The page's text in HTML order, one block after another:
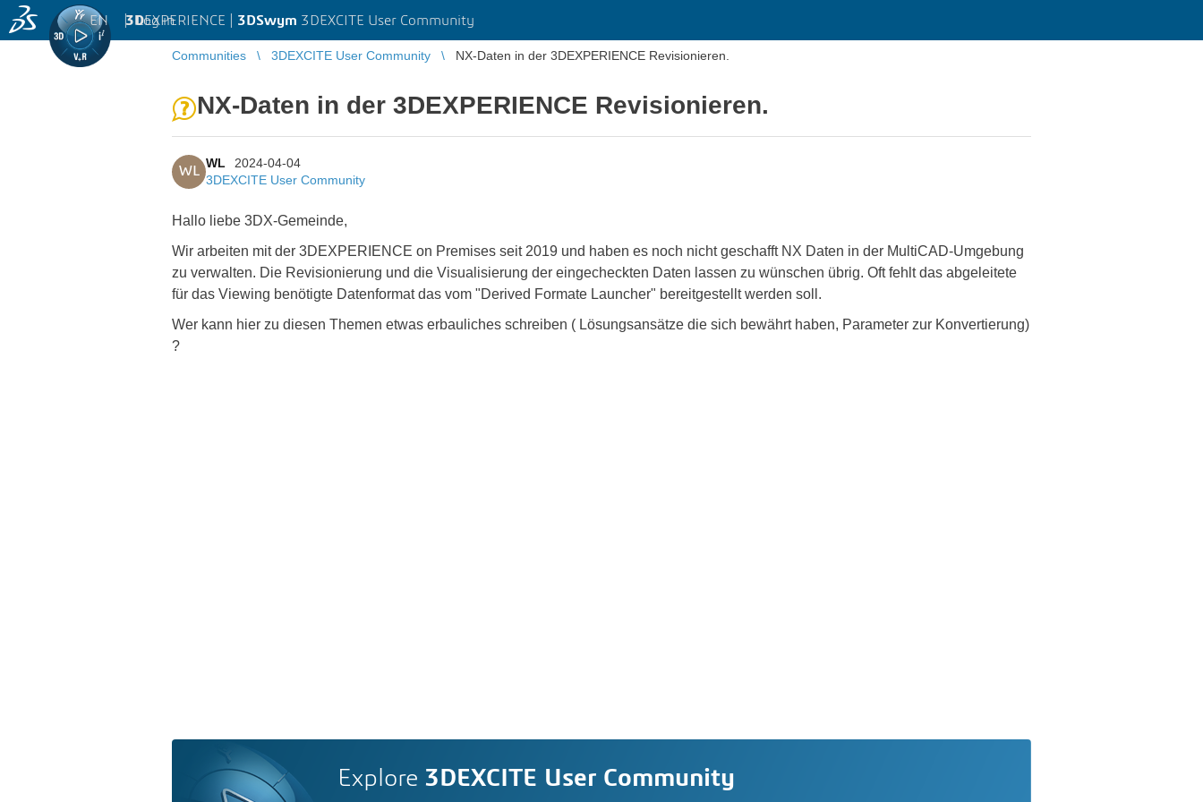
3DEXPERIENCE | 3DSwym 3DEXCITE User Community
EN | Log in
Communities 3DEXCITE User Community NX-Daten in der 3DEXPERIENCE Revisionieren.
NX-Daten in der 3DEXPERIENCE Revisionieren.
WL
WL
2024-04-04
3DEXCITE User Community
Hallo liebe 3DX-Gemeinde,
Wir arbeiten mit der 3DEXPERIENCE on Premises seit 2019 und haben es noch nicht geschafft NX Daten in der MultiCAD-Umgebung
zu verwalten. Die Revisionierung und die Visualisierung der eingecheckten Daten lassen zu wünschen übrig. Oft fehlt das abgeleitete
für das Viewing benötigte Datenformat das vom "Derived Formate Launcher" bereitgestellt werden soll.
Wer kann hier zu diesen Themen etwas erbauliches schreiben ( Lösungsansätze die sich bewährt haben, Parameter zur Konvertierung)
?
Explore 3DEXCITE User Community